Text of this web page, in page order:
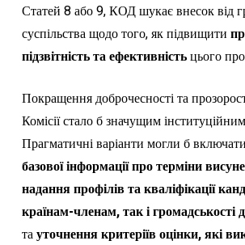
Статей 8 або 9, КОД шукає внесок від
суспільства щодо того, як підвищити
підзвітність та ефективністьцього
Покращення доброчесності та
Комісії стало б значущим
Прагматичні варіанти могли б включати
базової інформації про терміни
надання профілів та кваліфікації
країнам-членам, так і громадськості
тауточнення критеріїв оцінки, які